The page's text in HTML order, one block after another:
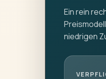
Ein rein
niedrigen